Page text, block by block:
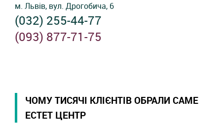
м. Львів, вул. Дрогобича, 6
(032) 255-44-77
(093) 877-71-75
ЧОМУ ТИСЯЧІ КЛІЄНТІВ ОБРАЛИ САМЕ
ЕСТЕТ ЦЕНТР